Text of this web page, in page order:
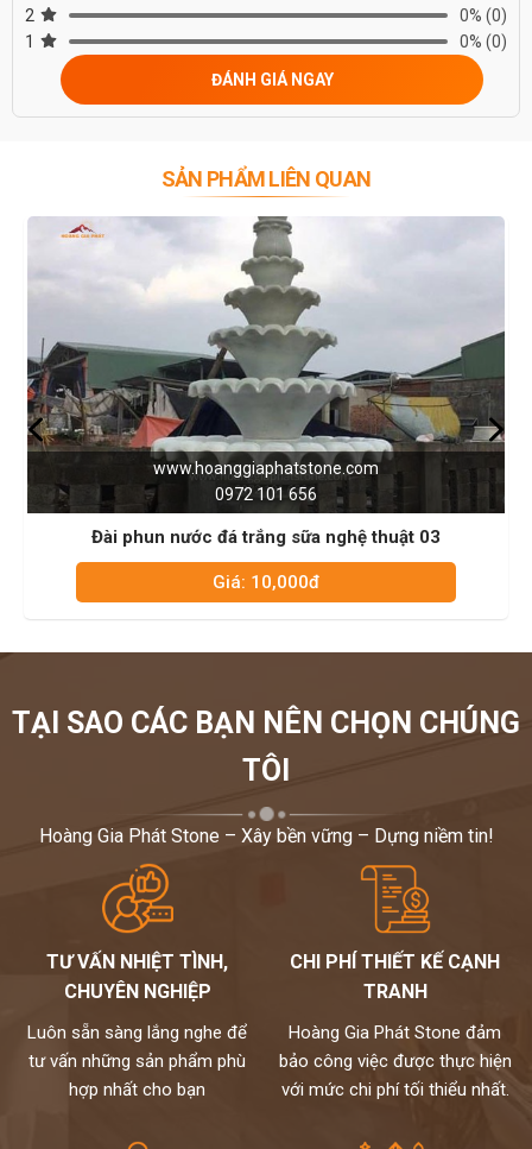
2
0% (0)
1
0% (0)
ĐÁNH GIÁ NGAY
SẢN PHẨM LIÊN QUAN
www.hoanggiaphatstone.com
0972 101 656
Đài phun nước đá trắng sữa hình người 04
Giá: 10,000đ
TẠI SAO CÁC BẠN NÊN CHỌN CHÚNG
TÔI
Hoàng Gia Phát Stone – Xây bền vững – Dựng niềm tin!
TƯ VẤN NHIỆT TÌNH,
CHUYÊN NGHIỆP
Luôn sẵn sàng lắng nghe để
tư vấn những sản phẩm phù
hợp nhất cho bạn
CHI PHÍ THIẾT KẾ CẠNH
TRANH
Hoàng Gia Phát Stone đảm
bảo công việc được thực hiện
với mức chi phí tối thiểu nhất.